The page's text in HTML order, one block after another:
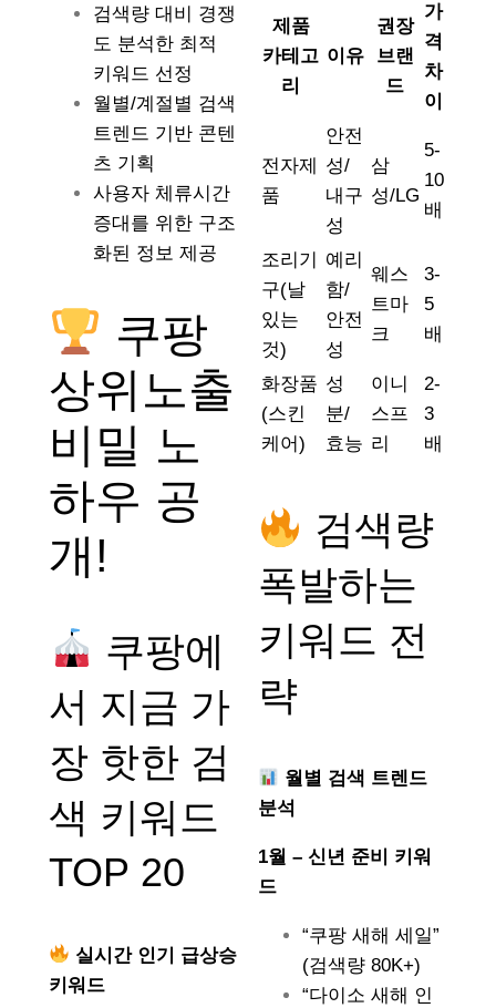
검색량 대비 경쟁
도 분석한 최적
키워드 선정
월별/계절별 검색
트렌드 기반 콘텐
츠 기획
사용자 체류시간
증대를 위한 구조
화된 정보 제공
쿠팡
상위노출
비밀 노
하우 공
개!
쿠팡에
서 지금 가
장 핫한 검
색 키워드
TOP 20
실시간 인기 급상승
키워드
제품
카테고
리
이유
권장
브랜
드
가
격
차
이
전자제
품
안전
성/
내구
성
삼
성/LG
5-
10
배
조리기
구(날
있는
것)
예리
함/
안전
성
웨스
트마
크
3-
5
배
화장품
(스킨
케어)
성
분/
효능
이니
스프
리
2-
3
배
검색량
폭발하는
키워드 전
략
월별 검색 트렌드
분석
1월 – 신년 준비 키워
드
“쿠팡 새해 세일”
(검색량 80K+)
“다이소 새해 인